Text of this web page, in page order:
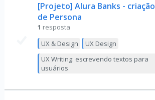
[Projeto] Alura Banks - criação
de Persona
1 resposta
UX & Design
UX Design
UX Writing: escrevendo textos para
usuários